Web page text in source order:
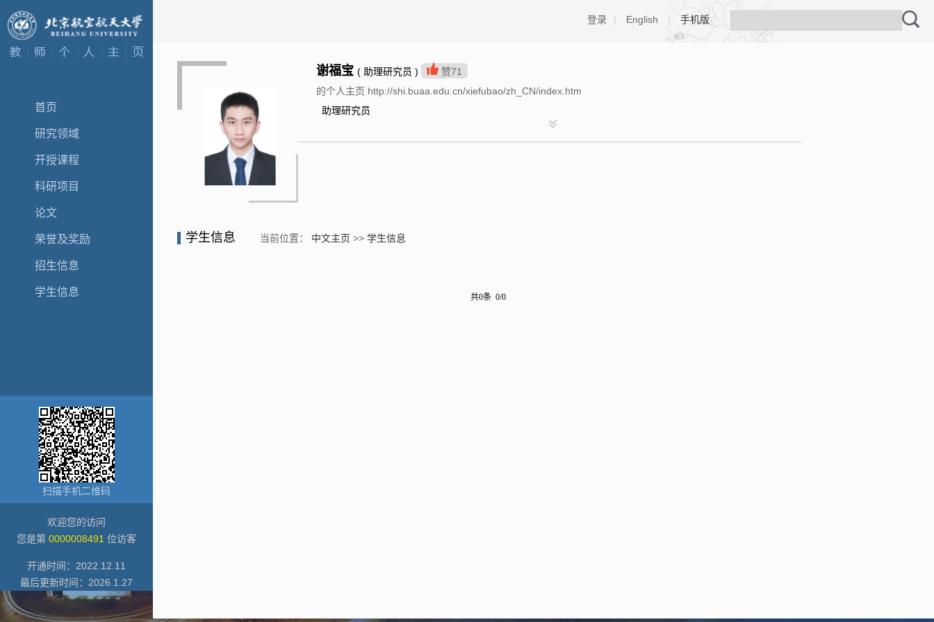
首页
研究领域
开授课程
科研项目
论文
荣誉及奖励
招生信息
学生信息
扫描手机二维码
欢迎您的访问
您是第 0000008491 位访客
开通时间： 2022 12 11
最后更新时间： 2026 1 27
登录 | English | 手机版
谢福宝 ( 助理研究员 ) 赞71
的个人主页 http://shi.buaa.edu.cn/xiefubao/zh_CN/index.htm
助理研究员
学生信息 当前位置： 中文主页 >> 学生信息
共0条 0/0